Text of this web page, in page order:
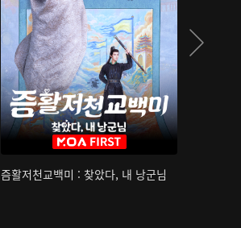
즘활저천교백미 : 찾았다, 내 낭군님